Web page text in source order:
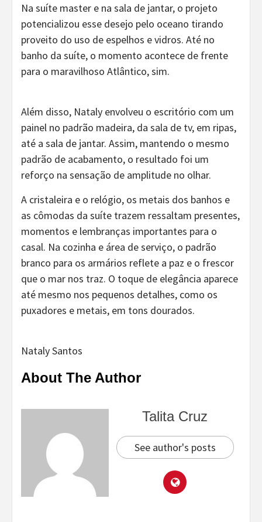
Na suíte master e na sala de jantar, o projeto
potencializou esse desejo pelo oceano tirando
proveito do uso de espelhos e vidros. Até no
banho da suíte, o momento acontece de frente
para o maravilhoso Atlântico, sim.
Além disso, Nataly envolveu o escritório com um
painel no padrão madeira, da sala de tv, em ripas,
até a sala de jantar. Assim, mantendo o mesmo
padrão de acabamento, o resultado foi um
reforço na sensação de amplitude no olhar.
A cristaleira e o relógio, os metais dos banhos e
as cômodas da suíte trazem ressaltam presentes,
momentos e lembranças importantes para o
casal. Na cozinha e área de serviço, o padrão
branco para os armários reflete a paz e o frescor
que o mar nos traz. O toque de elegância aparece
até mesmo nos pequenos detalhes, como os
puxadores e metais, em tons dourados.
Nataly Santos
About The Author
Talita Cruz
See author's posts